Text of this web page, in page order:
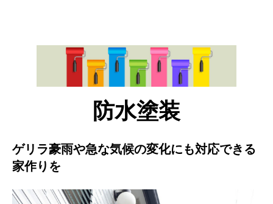
防水塗装
ゲリラ豪雨や急な気候の変化にも対応できる
家作りを